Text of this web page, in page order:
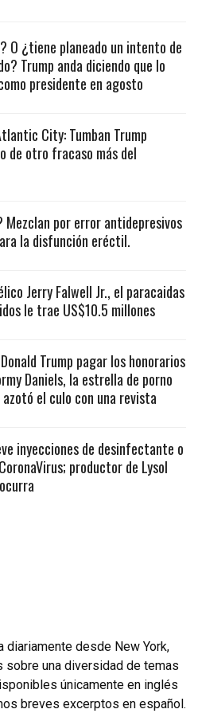
O ¿tiene planeado un intento de
Trump anda diciendo que lo
presidente en agosto
City: Tumban Trump
de otro fracaso más del
por error antidepresivos
la disfunción eréctil.
Jerry Falwell Jr., el paracaidas
le trae US$10.5 millones
Trump pagar los honorarios
Daniels, la estrella de porno
azotó el culo con una revista
inyecciones de desinfectante o
productor de Lysol
diariamente desde New York,
sobre una diversidad de temas
únicamente en inglés
breves excerptos en español.